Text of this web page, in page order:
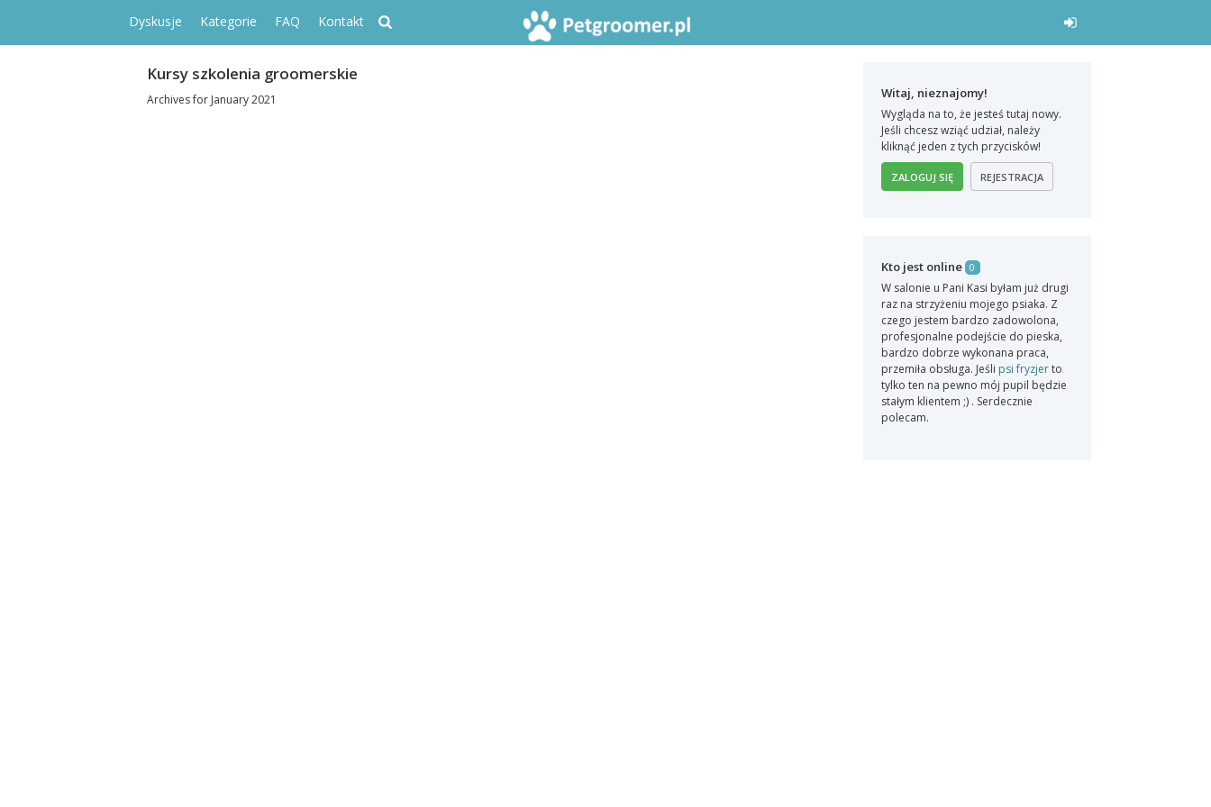
Dyskusje Kategorie FAQ Kontakt
Kursy szkolenia groomerskie
Archives for January 2021 Witaj, nieznajomy!
Wygląda na to, że jesteś tutaj nowy.
Jeśli chcesz wziąć udział, należy
kliknąć jeden z tych przycisków!
ZALOGUJ SIĘ REJESTRACJA
Kto jest online 0
W salonie u Pani Kasi byłam już drugi
raz na strzyżeniu mojego psiaka. Z
czego jestem bardzo zadowolona,
profesjonalne podejście do pieska,
bardzo dobrze wykonana praca,
przemiła obsługa. Jeśli psi fryzjerto
tylko ten na pewno mój pupil będzie
stałym klientem ;) . Serdecznie
polecam.